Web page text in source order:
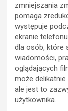
zmniejszania
pomaga
występuje
ekranie
dla osób, które
wiadomości,
oglądających
może
ale jest to
użytkownika.